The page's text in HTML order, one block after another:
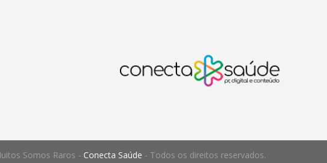
Somos Raros - Conecta Saúde - Todos os direitos reservados.